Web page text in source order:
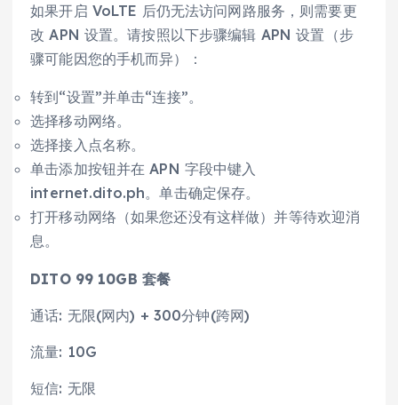
如果开启 VoLTE 后仍无法访问网路服务，则需要更
改 APN 设置。请按照以下步骤编辑 APN 设置（步
骤可能因您的手机而异）：
转到“设置”并单击“连接”。
选择移动网络。
选择接入点名称。
单击添加按钮并在 APN 字段中键入
internet.dito.ph。单击确定保存。
打开移动网络（如果您还没有这样做）并等待欢迎消
息。
DITO 99 10GB 套餐
通话: 无限(网内) + 300分钟(跨网)
流量: 10G
短信: 无限